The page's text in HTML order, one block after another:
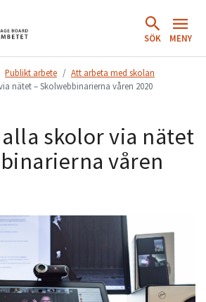
SÖK MENY
Publikt arbete
Att arbeta med skolan
nätet – Skolwebbinarierna våren 2020
skolor via nätet
våren